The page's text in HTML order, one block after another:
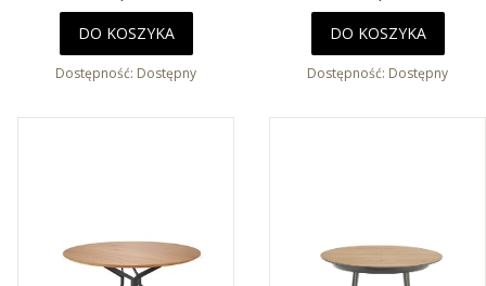
DO KOSZYKA
Dostępność: Dostępny
DO KOSZYKA
Dostępność: Dostępny